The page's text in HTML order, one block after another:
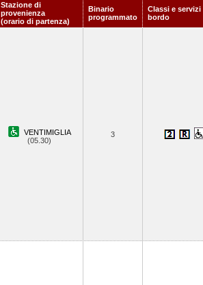
Stazione di
provenienza
(orario di partenza)
Binario
programmato
Classi e servizi
bordo
VENTIMIGLIA
(05.30)
3